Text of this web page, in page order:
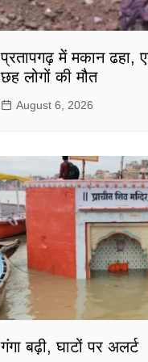
प्रतापगढ़ में मकान ढहा,
छह लोगों की मौत
August 6, 2026
गंगा बढ़ी, घाटों पर अलर्ट